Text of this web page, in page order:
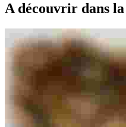
A découvrir dans